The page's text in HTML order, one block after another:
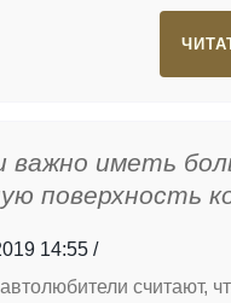
важно иметь
поверхность
14:55
считают,